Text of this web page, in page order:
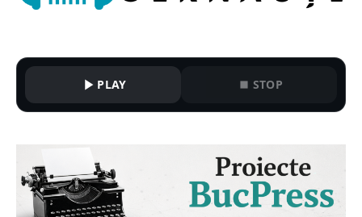
PLAY STOP